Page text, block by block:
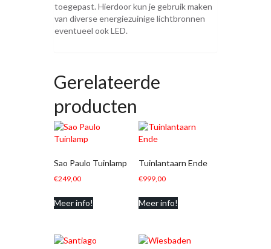
toegepast. Hierdoor kun je gebruik maken
van diverse energiezuinige lichtbronnen
eventueel ook LED.
Gerelateerde
producten
Sao Paulo Tuinlamp
€249,00
Meer info!
Tuinlantaarn Ende
€999,00
Meer info!